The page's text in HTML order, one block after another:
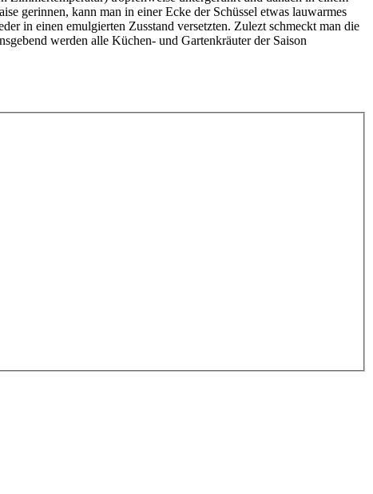
gerinnen, kann man in einer Ecke der Schüssel etwas lauwarmes
in einen emulgierten Zusstand versetzten. Zulezt schmeckt man die
werden alle Küchen- und Gartenkräuter der Saison